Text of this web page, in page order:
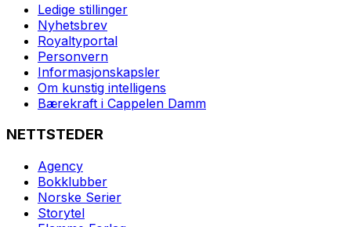
Ledige stillinger
Nyhetsbrev
Royaltyportal
Personvern
Informasjonskapsler
Om kunstig intelligens
Bærekraft i Cappelen Damm
NETTSTEDER
Agency
Bokklubber
Norske Serier
Storytel